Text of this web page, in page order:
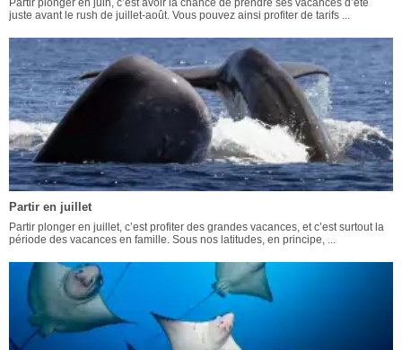
Partir plonger en juin, c’est avoir la chance de prendre ses vacances d’été
juste avant le rush de juillet-août. Vous pouvez ainsi profiter de tarifs ...
Partir en juillet
Partir plonger en juillet, c’est profiter des grandes vacances, et c’est surtout la
période des vacances en famille. Sous nos latitudes, en principe, ...